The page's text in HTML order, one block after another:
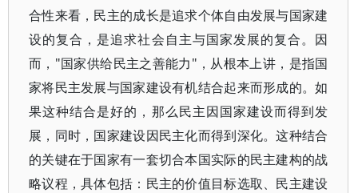
合性来看，民主的成长是追求个体自由发展与国家建
设的复合，是追求社会自主与国家发展的复合。因
而，"国家供给民主之善能力"，从根本上讲，是指国
家将民主发展与国家建设有机结合起来而形成的。如
果这种结合是好的，那么民主因国家建设而得到发
展，同时，国家建设因民主化而得到深化。这种结合
的关键在于国家有一套切合本国实际的民主建构的战
略议程，具体包括：民主的价值目标选取、民主建设